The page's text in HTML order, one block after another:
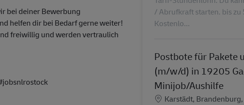
bei deiner Bewerbung
helfen dir bei Bedarf gerne weiter!
freiwillig und werden vertraulich
/ Abrufkraft starten. bis
Kostenlo...
Postbote für Pakete
(m/w/d) in 19205
Minijob/Aushilfe
Standort
Karstädt,